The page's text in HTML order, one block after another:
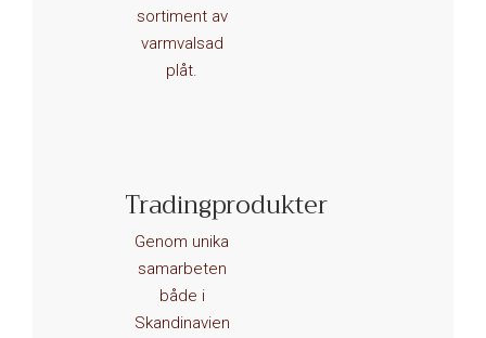
kan plåt
Varmvalsade plåtprodukter
sortiment av
varmvalsad
plåt.
Tradingprodukter
Genom unika
samarbeten
både i
Skandinavien